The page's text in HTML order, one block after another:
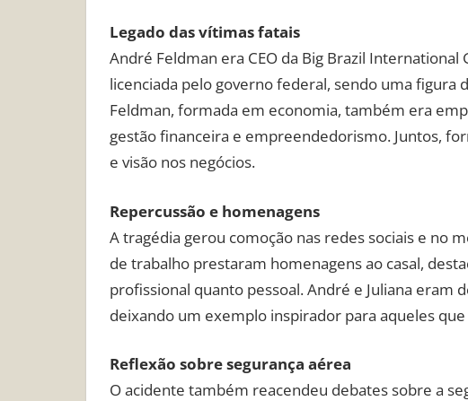
Legado das vítimas fatais
André Feldman era CEO da Big Brazil
licenciada pelo governo federal, sendo uma figura
Feldman, formada em economia, também era
gestão financeira e empreendedorismo. Juntos,
e visão nos negócios.
Repercussão e homenagens
A tragédia gerou comoção nas redes sociais e no
de trabalho prestaram homenagens ao casal,
profissional quanto pessoal. André e Juliana eram
deixando um exemplo inspirador para aqueles
Reflexão sobre segurança aérea
O acidente também reacendeu debates sobre a